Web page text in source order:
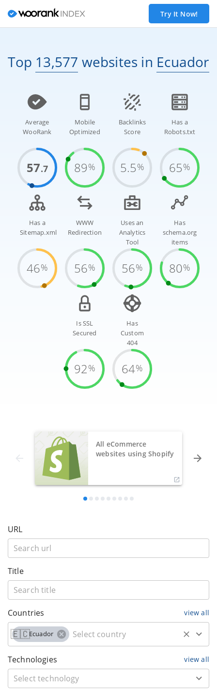
Try It Now!
Top 13,577 websites in Ecuador
Average
WooRank
57.7
Mobile
Optimized
89%
Backlinks
Score
5.5%
Has a
Robots.txt
65%
Has a
Sitemap.xml
46%
WWW
Redirection
56%
Uses an
Analytics
Tool
56%
Has
schema.org
items
80%
Is SSL
Secured
92%
Has
Custom
404
64%
All eCommerce
websites using Shopify
URL
Title
Countries view all
🇪🇨Ecuador
Technologies view all